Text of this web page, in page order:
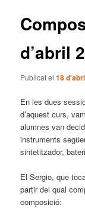
d’abril
Publicat el18
En les dues
d’aquest curs,
alumnes van
instruments
sintetitzador,
El Sergio, que
partir del qual
composició: